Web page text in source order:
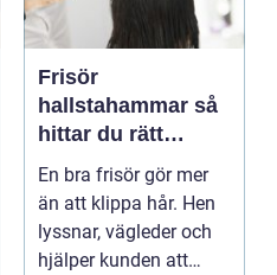
Frisör
hallstahammar så
hittar du rätt
salong för stil,
kvalitet och känsla
En bra frisör gör mer
än att klippa hår. Hen
lyssnar, vägleder och
hjälper kunden att